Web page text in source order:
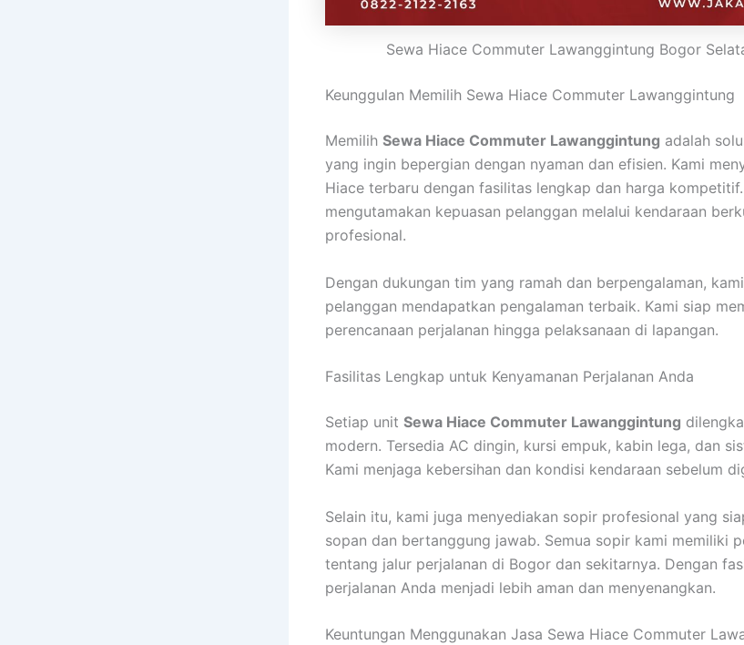
Sewa Hiace Commuter Lawanggintung Bogor
Keunggulan Memilih Sewa Hiace Commuter Lawanggintung
Memilih Sewa Hiace Commuter Lawanggintung adalah
yang ingin bepergian dengan nyaman dan efisien. Kami
Hiace terbaru dengan fasilitas lengkap dan harga
mengutamakan kepuasan pelanggan melalui kendaraan
profesional.
Dengan dukungan tim yang ramah dan berpengalaman,
pelanggan mendapatkan pengalaman terbaik. Kami siap
perencanaan perjalanan hingga pelaksanaan di lapangan.
Fasilitas Lengkap untuk Kenyamanan Perjalanan Anda
Setiap unit Sewa Hiace Commuter Lawanggintung
modern. Tersedia AC dingin, kursi empuk, kabin lega, dan
Kami menjaga kebersihan dan kondisi kendaraan sebelum
Selain itu, kami juga menyediakan sopir profesional yang
sopan dan bertanggung jawab. Semua sopir kami memiliki
tentang jalur perjalanan di Bogor dan sekitarnya. Dengan
perjalanan Anda menjadi lebih aman dan menyenangkan.
Keuntungan Menggunakan Jasa Sewa Hiace Commuter